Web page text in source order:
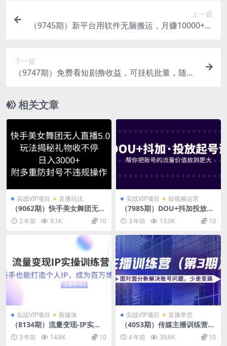
上一篇
（9745期）新平台用软件无脑搬运，月赚10000+，
下一篇
（9747期）免费看短剧撸收益，可挂机批量，随便
相关文章
实战VIP项目 直播玩法
（9062期）快手美女舞团无人
直播5.0玩法揭秘，礼物收不
停，日入3000+，内附多重
2 年前 9.1K 10
实战VIP项目 短视频运营
（7985期）DOU+抖加投放起
号课，帮你把账号的流量价值
放到更大（21节课）
3 年前 13.0K 10
实战VIP项目 新媒体
（8134期）流量变现-IP实操
训练营：新手也能打造个人I
P，成为百万 博主（46节课）
3 年前 14.8K 10
实战VIP项目 直播带货
（4053期）传媒主播训练营
（第三期）面对面分新解决账
号问题，少走变路（价值600
4 年前 39.6K 10